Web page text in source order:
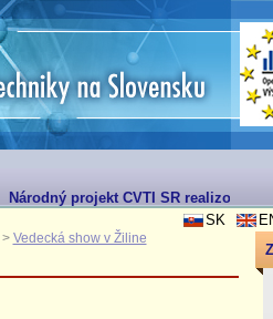
Národný projekt CVTI SR realizovaný
SK
> Vedecká show v Žiline